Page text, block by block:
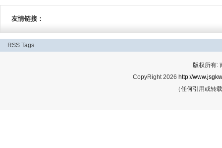
友情链接：
RSS Tags
版权所有:
CopyRight 2026 http://
（任何引用或转